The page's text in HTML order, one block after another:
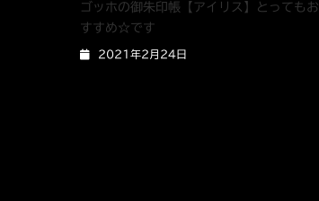
ゴッホの御朱印帳【アイリス】とってもお
すすめ☆です
2021年2月24日